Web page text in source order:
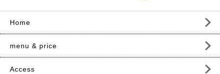
Home
menu & price
Access